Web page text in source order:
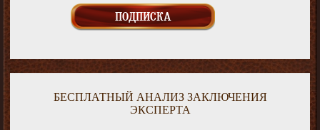
БЕСПЛАТНЫЙ АНАЛИЗ ЗАКЛЮЧЕНИЯ
ЭКСПЕРТА